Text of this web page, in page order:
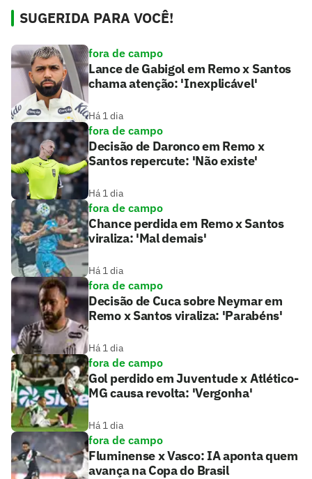
SUGERIDA PARA VOCÊ!
fora de campo
Lance de Gabigol em Remo x Santos
chama atenção: 'Inexplicável'
Há 1 dia
fora de campo
Decisão de Daronco em Remo x
Santos repercute: 'Não existe'
Há 1 dia
fora de campo
Chance perdida em Remo x Santos
viraliza: 'Mal demais'
Há 1 dia
fora de campo
Decisão de Cuca sobre Neymar em
Remo x Santos viraliza: 'Parabéns'
Há 1 dia
fora de campo
Gol perdido em Juventude x Atlético-
MG causa revolta: 'Vergonha'
Há 1 dia
fora de campo
Fluminense x Vasco: IA aponta quem
avança na Copa do Brasil